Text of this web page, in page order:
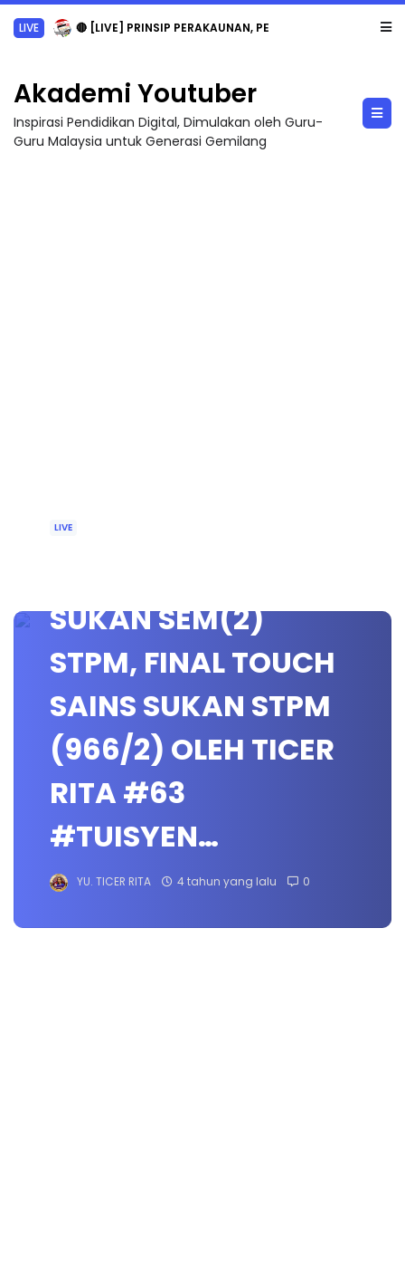
LIVE 🔴 [LIVE] PRINSIP PERAKAUNAN, PECUT SKOR SOALAN 1 TRIAL OLEH CIKGU WAN...
Akademi Youtuber
Inspirasi Pendidikan Digital, Dimulakan oleh Guru-
Guru Malaysia untuk Generasi Gemilang
LIVE
SUKAN SEM(2)
STPM, FINAL TOUCH
SAINS SUKAN STPM
(966/2) OLEH TICER
RITA #63
#TUISYEN…
YU. TICER RITA 4 tahun yang lalu 0